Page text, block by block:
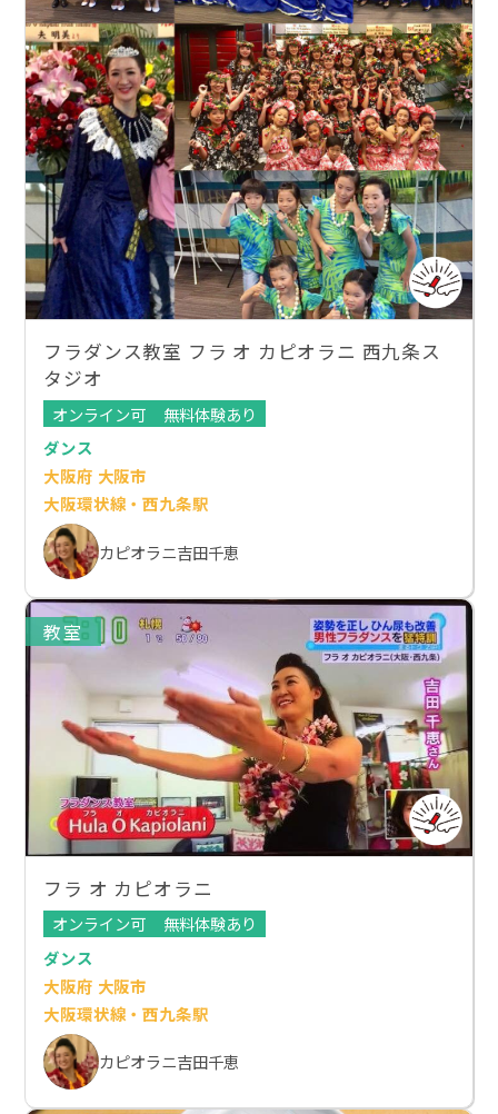
フラダンス教室 フラ オ カピオラニ 西九条ス
タジオ
オンライン可
無料体験あり
ダンス
大阪府 大阪市
大阪環状線・西九条駅
カピオラニ吉田千恵
教室
フラ オ カピオラニ
オンライン可
無料体験あり
ダンス
大阪府 大阪市
大阪環状線・西九条駅
カピオラニ吉田千恵